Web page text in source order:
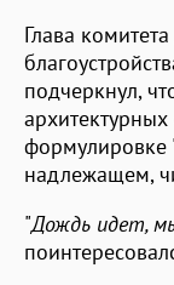
Глава
подчеркнул,
формулировке
надлежащем,
"Дождь идет,